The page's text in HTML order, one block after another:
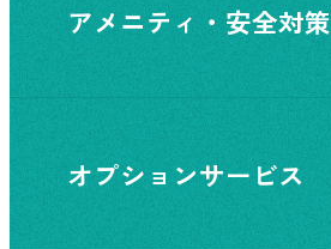
アメニティ・安全対策
オプションサービス